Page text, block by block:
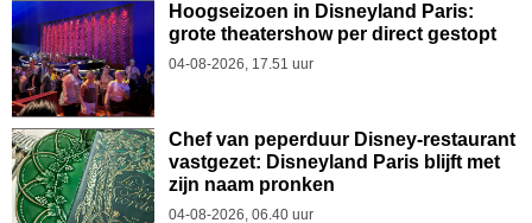
Hoogseizoen in Disneyland Paris:
grote theatershow per direct gestopt
04-08-2026, 17.51 uur
Chef van peperduur Disney-restaurant
vastgezet: Disneyland Paris blijft met
zijn naam pronken
04-08-2026, 06.40 uur